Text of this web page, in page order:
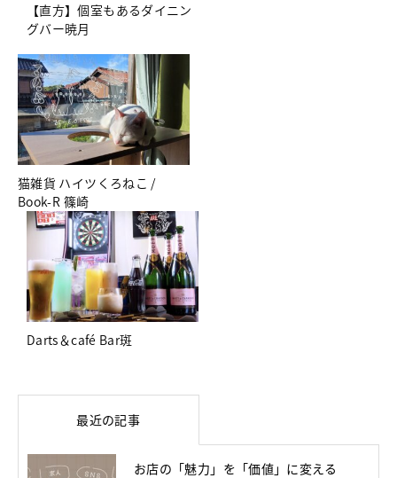
【直方】個室もあるダイニン
グバー暁月
猫雑貨 ハイツくろねこ /
Book-R 篠崎
Darts＆café Bar斑
最近の記事
お店の「魅力」を「価値」に変える